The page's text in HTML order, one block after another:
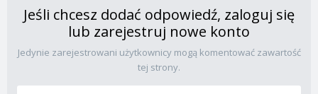
Jeśli chcesz dodać odpowiedź, zaloguj się
lub zarejestruj nowe konto
Jedynie zarejestrowani użytkownicy mogą komentować zawartość
tej strony.